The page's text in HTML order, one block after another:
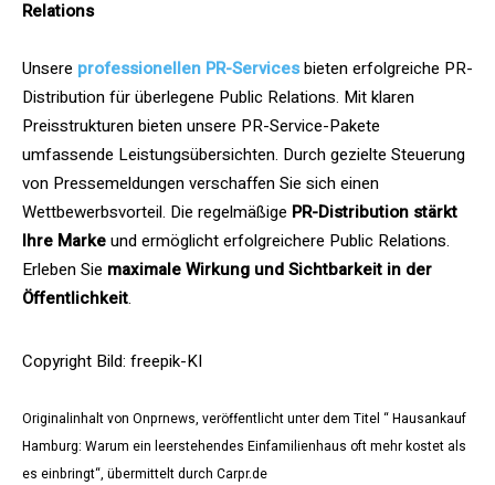
Relations
Unsere professionellen PR-Servicesbieten erfolgreiche PR-
Distribution für überlegene Public Relations. Mit klaren
Preisstrukturen bieten unsere PR-Service-Pakete
umfassende Leistungsübersichten. Durch gezielte Steuerung
von Pressemeldungen verschaffen Sie sich einen
Wettbewerbsvorteil. Die regelmäßige PR-Distribution stärkt
Ihre Markeund ermöglicht erfolgreichere Public Relations.
Erleben Sie maximale Wirkung und Sichtbarkeit in der
Öffentlichkeit.
Copyright Bild: freepik-KI
Originalinhalt von Onprnews, veröffentlicht unter dem Titel “ Hausankauf
Hamburg: Warum ein leerstehendes Einfamilienhaus oft mehr kostet als
es einbringt“, übermittelt durch Carpr.de